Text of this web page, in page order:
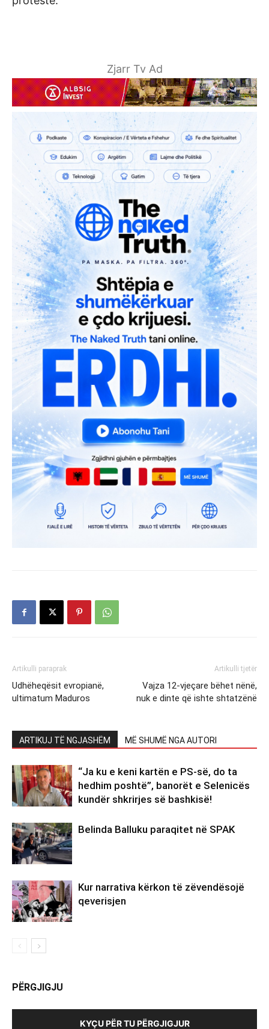
Zjarr Tv Ad
Artikulli paraprak
Udhëheqësit evropianë,
ultimatum Maduros
Artikulli tjetër
Vajza 12-vjeçare bëhet nënë,
nuk e dinte që ishte shtatzënë
ARTIKUJ TË NGJASHËM MË SHUMË NGA AUTORI
“Ja ku e keni kartën e PS-së, do ta
hedhim poshtë”, banorët e Selenicës
kundër shkrirjes së bashkisë!
Belinda Balluku paraqitet në SPAK
Kur narrativa kërkon të zëvendësojë
qeverisjen
PËRGJIGJU
KYÇU PËR TU PËRGJIGJUR